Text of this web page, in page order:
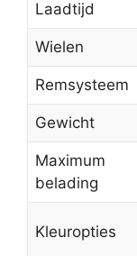
Laadtijd
Wielen
Remsysteem
Gewicht
Maximum
belading
Kleuropties